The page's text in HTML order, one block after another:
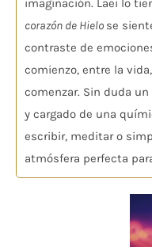
imaginación. Laei lo
corazón de Hielo se
contraste de
comienzo, entre la
comenzar. Sin duda
y cargado de una
escribir, meditar o
atmósfera perfecta